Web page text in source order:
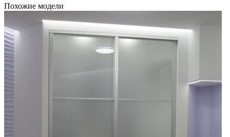
Похожие модели